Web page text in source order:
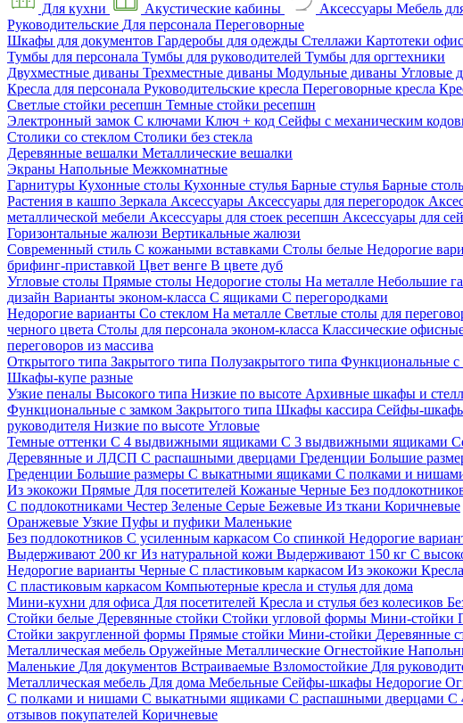
Для кухни Акустические кабины Аксессуары Мебель
Руководительские Для персонала Переговорные
Шкафы для документов Гардеробы для одежды Стеллажи Картотеки
Тумбы для персонала Тумбы для руководителей Тумбы для оргтехники
Двухместные диваны Трехместные диваны Модульные диваны Угловые
Кресла для персонала Руководительские кресла Переговорные кресла
Светлые стойки ресепшн Темные стойки ресепшн
Электронный замок С ключами Ключ + код Сейфы с механическим
Столики со стеклом Столики без стекла
Деревянные вешалки Металлические вешалки
Экраны Напольные Межкомнатные
Гарнитуры Кухонные столы Кухонные стулья Барные стулья Барные
Растения в кашпо Зеркала Аксессуары Аксессуары для перегородок
металлической мебели Аксессуары для стоек ресепшн Аксессуары для
Горизонтальные жалюзи Вертикальные жалюзи
Современный стиль С кожаными вставками Столы белые Недорогие
брифинг-приставкой Цвет венге В цвете дуб
Угловые столы Прямые столы Недорогие столы На металле Небольшие
дизайн Варианты эконом-класса С ящиками С перегородками
Недорогие варианты Со стеклом На металле Светлые столы для
черного цвета Столы для персонала эконом-класса Классические
переговоров из массива
Открытого типа Закрытого типа Полузакрытого типа Функциональные с
Шкафы-купе разные
Узкие пеналы Высокого типа Низкие по высоте Архивные шкафы и
Функциональные с замком Закрытого типа Шкафы кассира Сейфы-
руководителя Низкие по высоте Угловые
Темные оттенки С 4 выдвижными ящиками С 3 выдвижными ящиками
Деревянные и ЛДСП С распашными дверцами Греденции Большие
Греденции Большие размеры С выкатными ящиками С полками и
Из экокожи Прямые Для посетителей Кожаные Черные Без
С подлокотниками Честер Зеленые Серые Бежевые Из ткани Коричневые
Оранжевые Узкие Пуфы и пуфики Маленькие
Без подлокотников С усиленным каркасом Со спинкой Недорогие
Выдерживают 200 кг Из натуральной кожи Выдерживают 150 кг С
Недорогие варианты Черные С пластиковым каркасом Из экокожи
С пластиковым каркасом Компьютерные кресла и стулья для дома
Мини-кухни для офиса Для посетителей Кресла и стулья без колесиков
Стойки белые Деревянные стойки Стойки угловой формы Мини-стойки
Стойки закругленной формы Прямые стойки Мини-стойки Деревянные
Металлическая мебель Оружейные Металлические Огнестойкие
Маленькие Для документов Встраиваемые Взломостойкие Для
Металлическая мебель Для дома Мебельные Сейфы-шкафы Недорогие
С полками и нишами С выкатными ящиками С распашными дверцами С
отзывов покупателей Коричневые